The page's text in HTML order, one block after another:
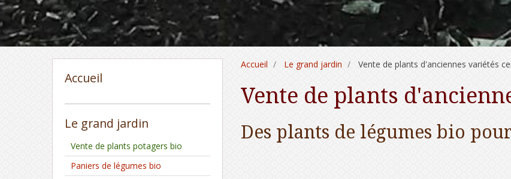
Accueil Le grand jardin Vente de plants d'anciennes variétés
Vente de plants
Des plants de légumes bio
Accueil
Le grand jardin
Vente de plants potagers bio
Paniers de légumes bio